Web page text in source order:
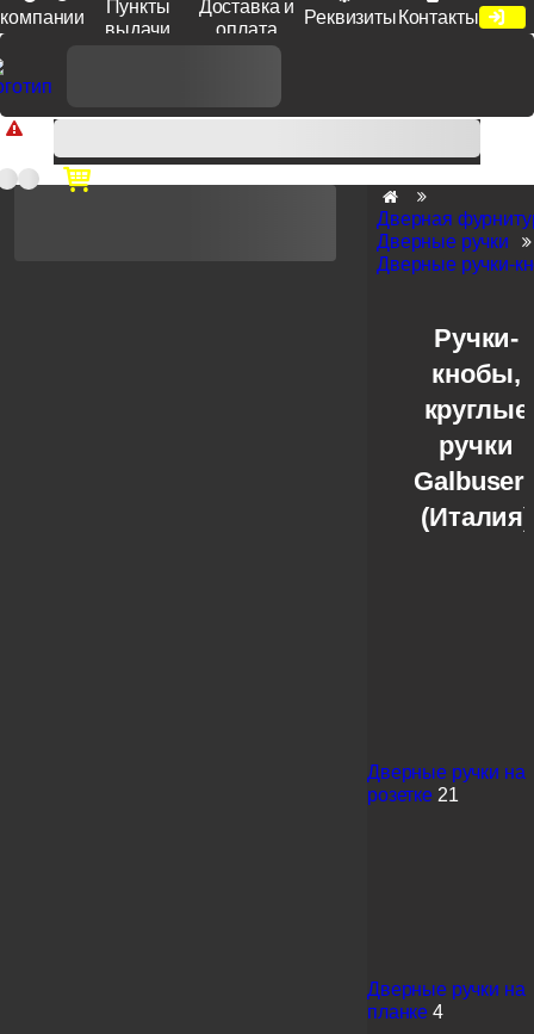
компании
Пункты
выдачи
Доставка и
оплата
Реквизиты Контакты
Доп. скидка от цен на сайте 7% при заказе от 50 тыс. руб
продукции Venezia, Fratelli, Tupai, Extreza, Melodia, Forme при
оплате по счету.
Дверная
Дверные ручки
Дверные ручки-
Ручки-
кнобы,
круглые
ручки
(Италия)
Дверные ручки на
розетке 21
Дверные ручки на
планке 4